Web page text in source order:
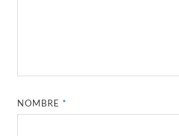
NOMBRE*